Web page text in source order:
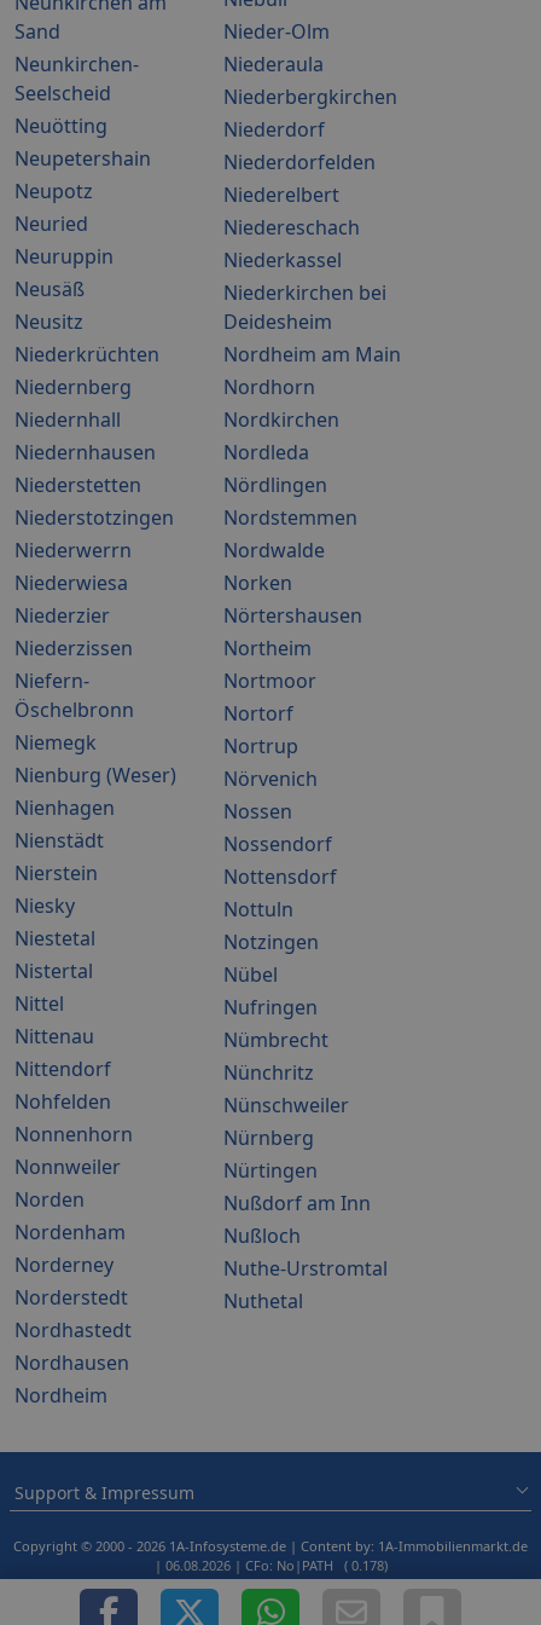
Sand
Neunkirchen-
Seelscheid
Neuötting
Neupetershain
Neupotz
Neuried
Neuruppin
Neusäß
Neusitz
Nieder-Olm
Niederaula
Niederbergkirchen
Niederdorf
Niederdorfelden
Niederelbert
Niedereschach
Niederkassel
Niederkirchen bei
Deidesheim
Niederkrüchten
Niedernberg
Niedernhall
Niedernhausen
Niederstetten
Niederstotzingen
Niederwerrn
Niederwiesa
Niederzier
Niederzissen
Niefern-
Öschelbronn
Niemegk
Nienburg (Weser)
Nienhagen
Nienstädt
Nierstein
Niesky
Niestetal
Nistertal
Nittel
Nittenau
Nittendorf
Nohfelden
Nonnenhorn
Nonnweiler
Norden
Nordenham
Norderney
Norderstedt
Nordhastedt
Nordhausen
Nordheim
Nordheim am Main
Nordhorn
Nordkirchen
Nordleda
Nördlingen
Nordstemmen
Nordwalde
Norken
Nörtershausen
Northeim
Nortmoor
Nortorf
Nortrup
Nörvenich
Nossen
Nossendorf
Nottensdorf
Nottuln
Notzingen
Nübel
Nufringen
Nümbrecht
Nünchritz
Nünschweiler
Nürnberg
Nürtingen
Nußdorf am Inn
Nußloch
Nuthe-Urstromtal
Nuthetal
Support & Impressum
Copyright © 2000 - 2026 1A-Infosysteme.de | Content by: 1A-Immobilienmarkt.de
| 06.08.2026 | CFo: No|PATH ( 0.178)